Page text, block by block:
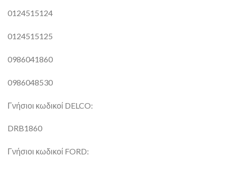
0124515124
0124515125
0986041860
0986048530
Γνήσιοι κωδικοί DELCO:
DRB1860
Γνήσιοι κωδικοί FORD: